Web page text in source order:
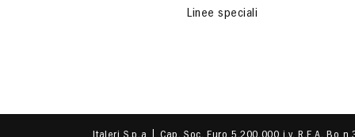
Linee speciali